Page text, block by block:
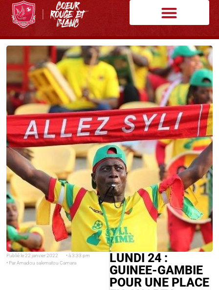
Publié le 22 janvier 2022 • à 3:33 pm
• ParAmadou salematou Camara
LUNDI 24 :
GUINEE-GAMBIE
POUR UNE PLACE